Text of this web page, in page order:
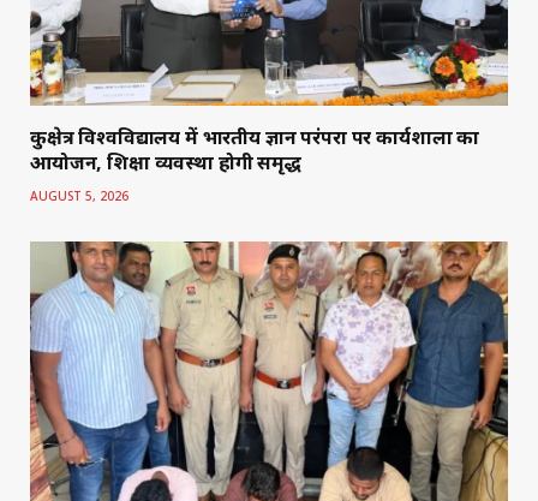
कुरुक्षेत्र विश्वविद्यालय में भारतीय ज्ञान परंपरा पर कार्यशाला का
आयोजन, शिक्षा व्यवस्था होगी समृद्ध
AUGUST 5, 2026